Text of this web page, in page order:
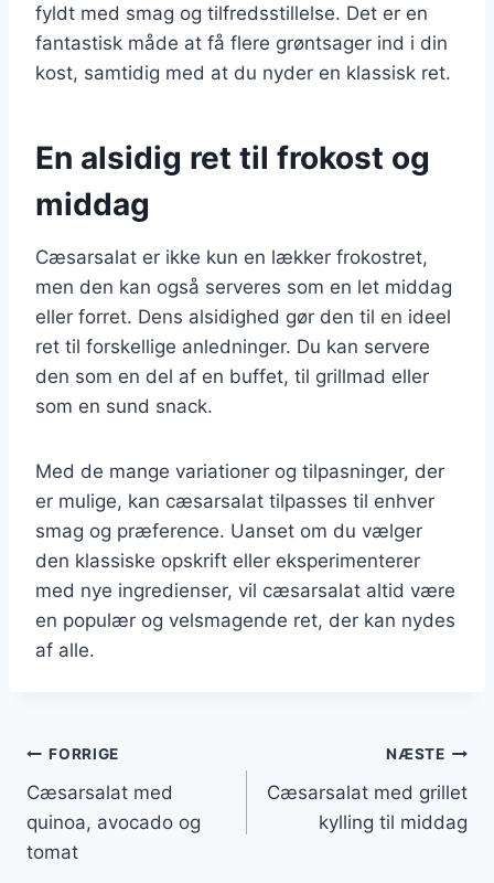
fyldt med smag og tilfredsstillelse. Det er en
fantastisk måde at få flere grøntsager ind i din
kost, samtidig med at du nyder en klassisk ret.
En alsidig ret til frokost og
middag
Cæsarsalat er ikke kun en lækker frokostret,
men den kan også serveres som en let middag
eller forret. Dens alsidighed gør den til en ideel
ret til forskellige anledninger. Du kan servere
den som en del af en buffet, til grillmad eller
som en sund snack.
Med de mange variationer og tilpasninger, der
er mulige, kan cæsarsalat tilpasses til enhver
smag og præference. Uanset om du vælger
den klassiske opskrift eller eksperimenterer
med nye ingredienser, vil cæsarsalat altid være
en populær og velsmagende ret, der kan nydes
af alle.
Indlægsnavigation
FORRIGE
Cæsarsalat med
quinoa, avocado og
tomat
NÆSTE
Cæsarsalat med grillet
kylling til middag